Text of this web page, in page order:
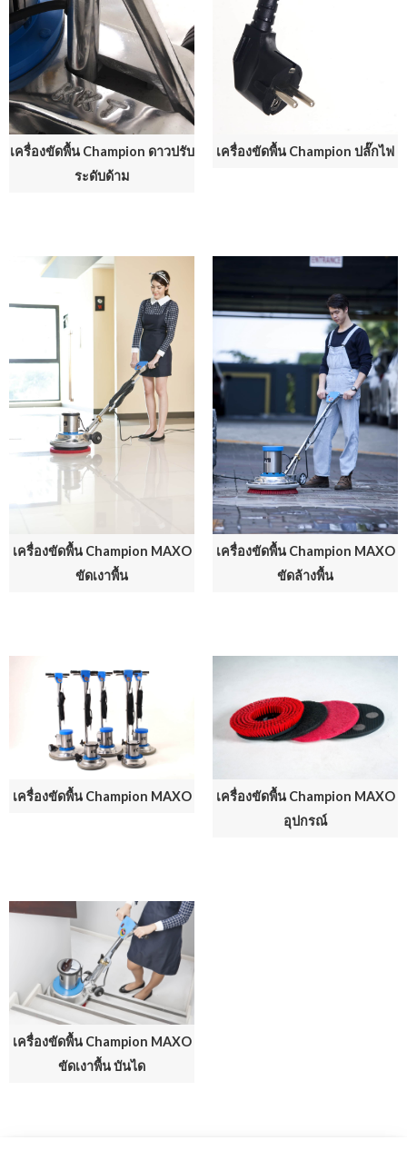
เครื่องขัดพื้น Champion ดาวปรับ
ระดับด้าม
เครื่องขัดพื้น Champion ปลั๊กไฟ
เครื่องขัดพื้น Champion MAXO
ขัดเงาพื้น
เครื่องขัดพื้น Champion MAXO
ขัดล้างพื้น
เครื่องขัดพื้น Champion MAXO
เครื่องขัดพื้น Champion MAXO
อุปกรณ์
เครื่องขัดพื้น Champion MAXO
ขัดเงาพื้น บันได